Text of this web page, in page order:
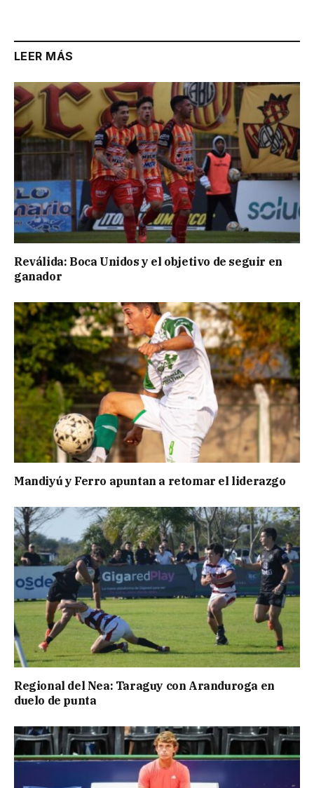
LEER MÁS
Reválida: Boca Unidos y el objetivo de seguir en
ganador
Mandiyú y Ferro apuntan a retomar el liderazgo
Regional del Nea: Taraguy con Aranduroga en
duelo de punta